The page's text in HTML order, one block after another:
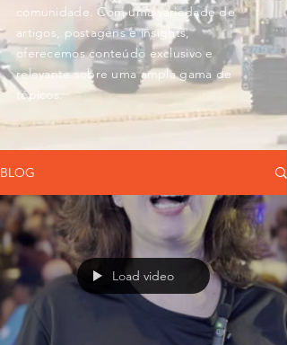
comunidade. Com uma variedade de
artigos, postagens e insights,
oferecemos conteúdo exclusivo e
relevante sobre uma ampla gama de
tópicos.
BLOG
Load video